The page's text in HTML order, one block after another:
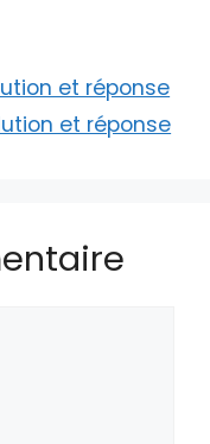
et réponse
et réponse